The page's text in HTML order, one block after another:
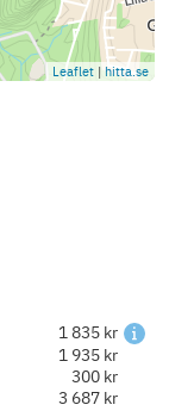
Leaflet | hitta.se
1 835 kr
1 935 kr
300 kr
3 687 kr